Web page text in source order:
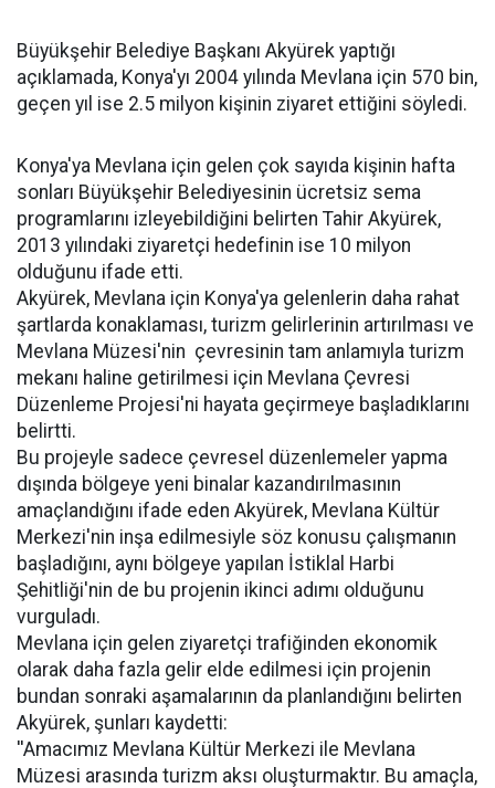
Büyükşehir Belediye Başkanı Akyürek yaptığı
açıklamada, Konya'yı 2004 yılında Mevlana için 570 bin,
geçen yıl ise 2.5 milyon kişinin ziyaret ettiğini söyledi.
Konya'ya Mevlana için gelen çok sayıda kişinin hafta
sonları Büyükşehir Belediyesinin ücretsiz sema
programlarını izleyebildiğini belirten Tahir Akyürek,
2013 yılındaki ziyaretçi hedefinin ise 10 milyon
olduğunu ifade etti.
Akyürek, Mevlana için Konya'ya gelenlerin daha rahat
şartlarda konaklaması, turizm gelirlerinin artırılması ve
Mevlana Müzesi'nin çevresinin tam anlamıyla turizm
mekanı haline getirilmesi için Mevlana Çevresi
Düzenleme Projesi'ni hayata geçirmeye başladıklarını
belirtti.
Bu projeyle sadece çevresel düzenlemeler yapma
dışında bölgeye yeni binalar kazandırılmasının
amaçlandığını ifade eden Akyürek, Mevlana Kültür
Merkezi'nin inşa edilmesiyle söz konusu çalışmanın
başladığını, aynı bölgeye yapılan İstiklal Harbi
Şehitliği'nin de bu projenin ikinci adımı olduğunu
vurguladı.
Mevlana için gelen ziyaretçi trafiğinden ekonomik
olarak daha fazla gelir elde edilmesi için projenin
bundan sonraki aşamalarının da planlandığını belirten
Akyürek, şunları kaydetti:
''Amacımız Mevlana Kültür Merkezi ile Mevlana
Müzesi arasında turizm aksı oluşturmaktır. Bu amaçla,